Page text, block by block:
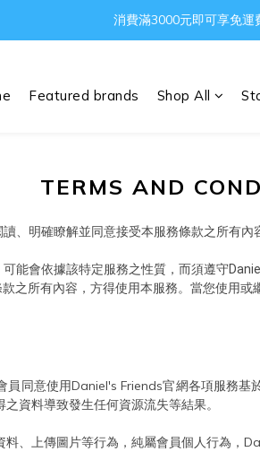
Gather all the joys in the
消費滿3000元即可享免運
Featured brands Shop All
TERMS AND
、明確瞭解並同意接受本服務條款之所有內
能會依據該特定服務之性質，而須遵守
之所有內容，方得使用本服務。當您使用
同意使用Daniel's Friends官網各項服務
資料導致發生任何資源流失等結果。
、上傳圖片等行為，純屬會員個人行為，